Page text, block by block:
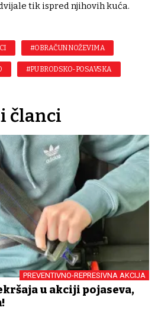
tik ispred njihovih kuća.
#OBRAČUN NOŽEVIMA
#PU BRODSKO-POSAVSKA
članci
PREVENTIVNO-REPRESIVNA AKCIJA
u akciji pojaseva,